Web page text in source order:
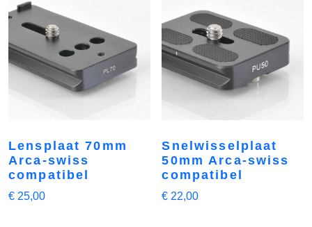
Lensplaat 70mm
Arca-swiss
compatibel
€ 25,00
Snelwisselplaat
50mm Arca-swiss
compatibel
€ 22,00